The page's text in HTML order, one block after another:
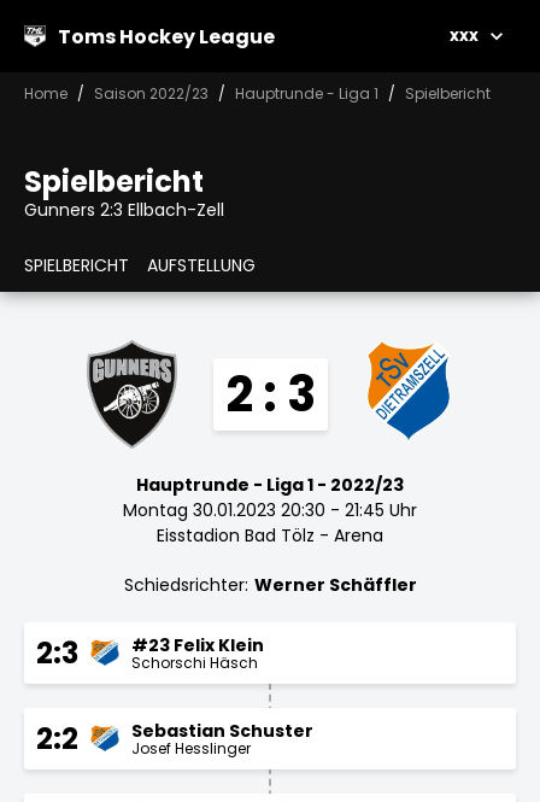
Toms Hockey League xxx
Home Saison 2022/23 Hauptrunde - Liga 1 Spielbericht
Spielbericht
Gunners 2:3 Ellbach-Zell
SPIELBERICHT AUFSTELLUNG
2 : 3
Hauptrunde - Liga 1 - 2022/23
Montag 30.01.2023 20:30 - 21:45 Uhr
Eisstadion Bad Tölz - Arena
Schiedsrichter: Werner Schäffler
2:3 #23 Felix Klein
Schorschi Häsch
2:2 Sebastian Schuster
Josef Hesslinger